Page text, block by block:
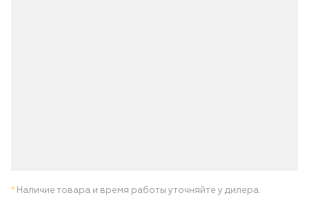
* Наличие товара и время работы уточняйте у дилера.